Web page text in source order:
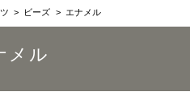
ビーズ エナメル
メル